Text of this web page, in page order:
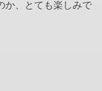
か、とても楽しみで